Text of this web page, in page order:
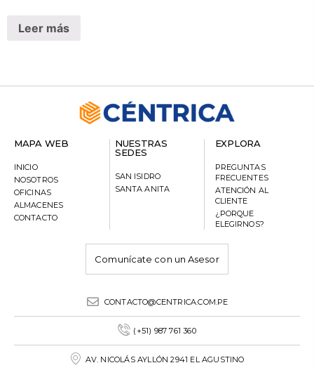
Leer más
MAPA WEB
INICIO
NOSOTROS
OFICINAS
ALMACENES
CONTACTO
NUESTRAS
SEDES
SAN ISIDRO
SANTA ANITA
EXPLORA
PREGUNTAS
FRECUENTES
ATENCIÓN AL
CLIENTE
¿PORQUE
ELEGIRNOS?
Comunícate con un Asesor
CONTACTO@CENTRICA.COM.PE
(+51) 987 761 360
AV. NICOLÁS AYLLÓN 2941 EL AGUSTINO